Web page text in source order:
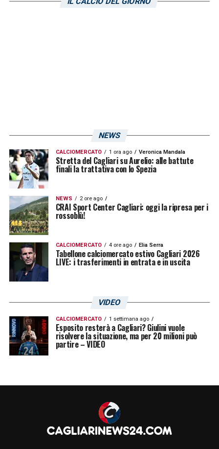
giornata, chiusa nella giornata odierna dalla
Parma 54
Palermo 48
Pisa 46
Venezia 46
Ascoli 46
Reggina 45
Modena 45
Como 43
Cosenza 39
Brescia 38
LA PLAYLIST DELLE NOSTRE TOP NEWS
NEWS
CALCIOMERCATO 1 ora ago Veronica Mandala
Stretta del Cagliari su Aurelio: alle battute
finali la trattativa con lo Spezia
NEWS 2 ore ago
CRAI Sport Center Cagliari: oggi la ripresa per i
rossoblù!
CALCIOMERCATO 4 ore ago Elia Serra
Tabellone calciomercato estivo Cagliari 2026
LIVE: i trasferimenti in entrata e in uscita
VIDEO
CALCIOMERCATO 1 settimana ago
Esposito resterà a Cagliari? Giulini vuole
risolvere la situazione, ma per 20 milioni può
partire – VIDEO